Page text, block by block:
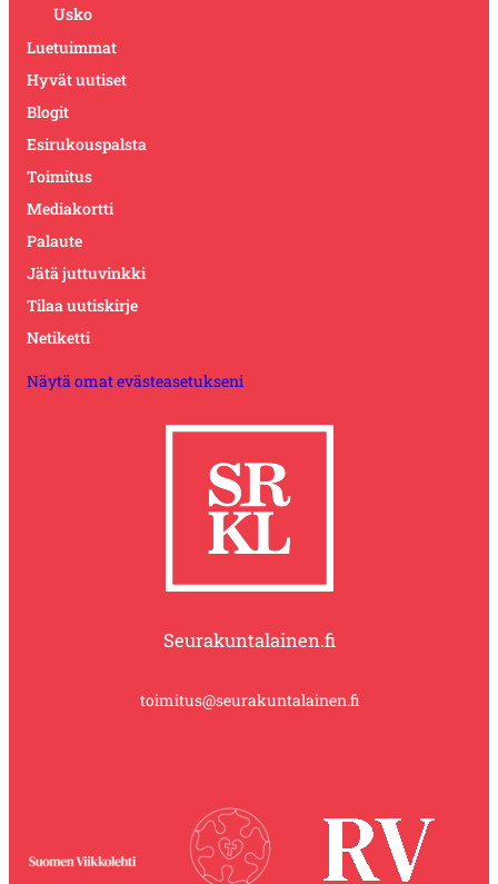
Usko
Luetuimmat
Hyvät uutiset
Blogit
Esirukouspalsta
Toimitus
Mediakortti
Palaute
Jätä juttuvinkki
Tilaa uutiskirje
Netiketti
Näytä omat evästeasetukseni
Seurakuntalainen.fi
toimitus@seurakuntalainen.fi